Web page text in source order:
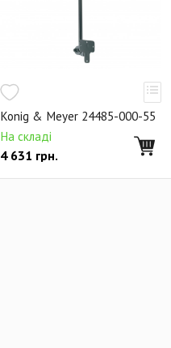
Konig & Meyer 24485-000-55
На складі
4 631 грн.